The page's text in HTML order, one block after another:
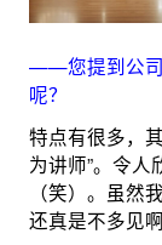
——您提到公司
呢？
特点有很多，
为讲师”。令
（笑）。虽然
还真是不多见啊